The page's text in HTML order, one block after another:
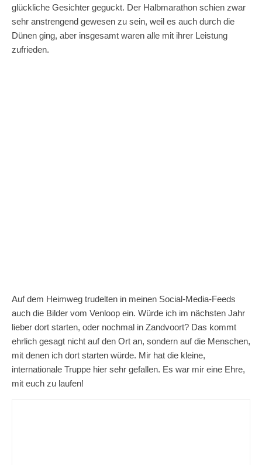
glückliche Gesichter geguckt. Der Halbmarathon schien zwar
sehr anstrengend gewesen zu sein, weil es auch durch die
Dünen ging, aber insgesamt waren alle mit ihrer Leistung
zufrieden.
Auf dem Heimweg trudelten in meinen Social-Media-Feeds
auch die Bilder vom Venloop ein. Würde ich im nächsten Jahr
lieber dort starten, oder nochmal in Zandvoort? Das kommt
ehrlich gesagt nicht auf den Ort an, sondern auf die Menschen,
mit denen ich dort starten würde. Mir hat die kleine,
internationale Truppe hier sehr gefallen. Es war mir eine Ehre,
mit euch zu laufen!